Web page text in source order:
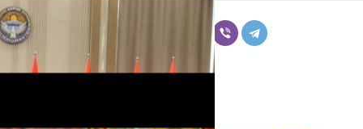
Комментарийлер